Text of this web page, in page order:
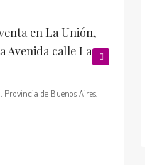
en La Unión,
Avenida calle Las
de Buenos Aires,